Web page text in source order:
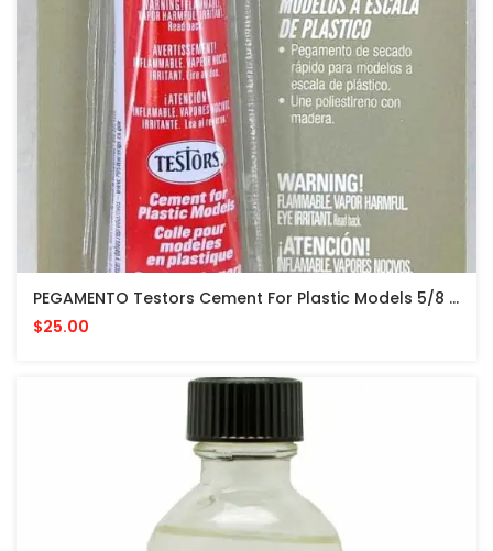
PEGAMENTO Testors Cement For Plastic Models 5/8 Fl Oz PARA MODELOS PLASTICOS
$25.00